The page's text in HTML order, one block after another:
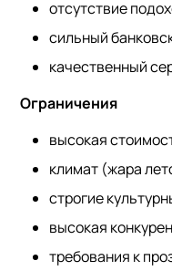
отсутствие
сильный
качественный
Ограничения
высокая
климат (жара
строгие
высокая
требования к